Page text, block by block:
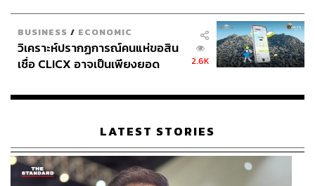
BUSINESS / ECONOMIC
วิเคราะห์ปรากฏการณ์คนแห่ขอสิน
เชื่อ CLICX อาจเป็นเพียงยอด
เรือนไทยที่ถูกซุกไว้
2.6K
LATEST STORIES